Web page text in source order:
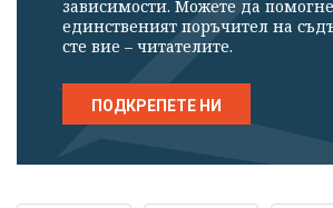
зависимости. Можете да
единственият поръчител на
сте вие – читателите.
ПОДКРЕПЕТЕ НИ